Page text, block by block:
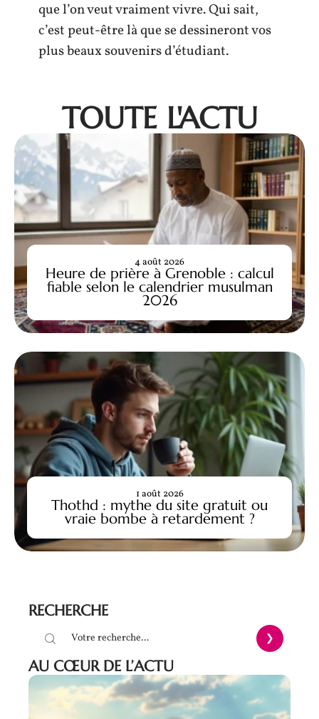
que l’on veut vraiment vivre. Qui sait,
c’est peut-être là que se dessineront vos
plus beaux souvenirs d’étudiant.
TOUTE L'ACTU
Heure de prière à Grenoble : calcul
fiable selon le calendrier musulman
2026
4 août 2026
Thothd : mythe du site gratuit ou
vraie bombe à retardement ?
1 août 2026
RECHERCHE
AU CŒUR DE L’ACTU